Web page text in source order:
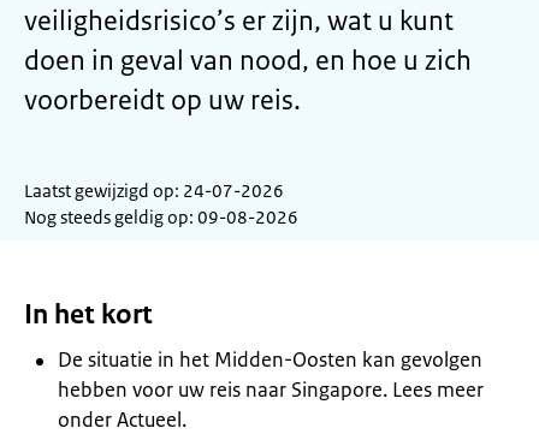
veiligheidsrisico’s er zijn, wat u kunt
doen in geval van nood, en hoe u zich
voorbereidt op uw reis.
Laatst gewijzigd op: 24-07-2026
Nog steeds geldig op: 09-08-2026
In het kort
De situatie in het Midden-Oosten kan gevolgen
hebben voor uw reis naar Singapore. Lees meer
onder Actueel.